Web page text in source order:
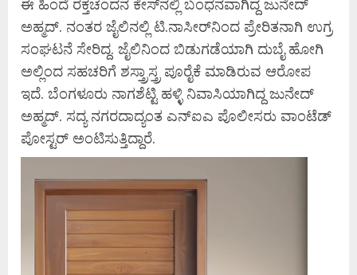
ಅಹ್ಮದ್. ನಂತರ ಜೈಲಿನಲ್ಲಿ ಟಿ.ನಾಸೀರ್‌ನಿಂದ ಪ್ರೇರಿತನಾಗಿ ಉಗ್ರ
ಸಂಘಟನೆ ಸೇರಿದ್ದ. ಜೈಲಿನಿಂದ ಬಿಡುಗಡೆಯಾಗಿ ದುಬೈ ಹೋಗಿ
ಅಲ್ಲಿಂದ ಸಹಚರಿಗೆ ಶಸ್ತ್ರಾಸ್ತ್ರ ಪೂರೈಕೆ ಮಾಡಿರುವ ಆರೋಪ
ಇದೆ. ಬೆಂಗಳೂರು ನಾಗಶೆಟ್ಟಿ ಹಳ್ಳಿ ನಿವಾಸಿಯಾಗಿದ್ದ ಜುನೇದ್‌
ಅಹ್ಮದ್. ಸದ್ಯ ನಗರದಾದ್ಯಂತ ಎನ್‌ಐಎ ಪೊಲೀಸರು ವಾಂಟೆಡ್
ಪೋಸ್ಟರ್ ಅಂಟಿಸುತ್ತಿದ್ದಾರೆ.